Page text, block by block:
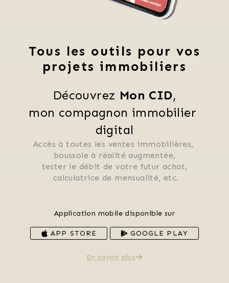
Tous les outils pour vos
projets immobiliers
Découvrez Mon CID,
mon compagnon immobilier
digital
Accès à toutes les ventes immobilières,
boussole à réalité augmentée,
tester le débit de votre futur achat,
calculatrice de mensualité, etc.
Application mobile disponible sur
APP STORE GOOGLE PLAY
En savoir plus